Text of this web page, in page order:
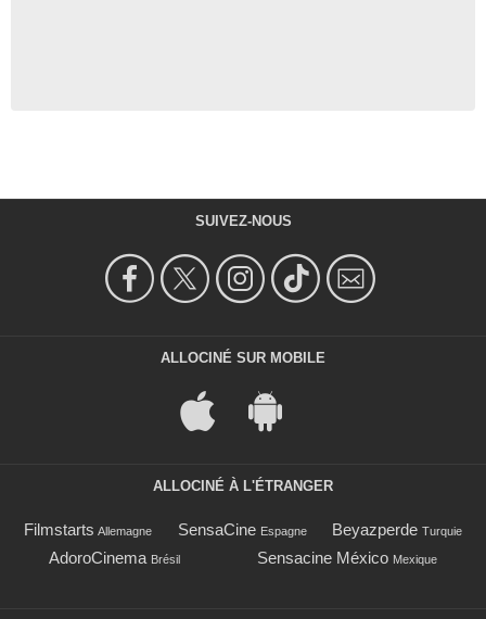
SUIVEZ-NOUS
ALLOCINÉ SUR MOBILE
ALLOCINÉ À L'ÉTRANGER
Filmstarts Allemagne SensaCine Espagne Beyazperde Turquie
AdoroCinema Brésil Sensacine México Mexique